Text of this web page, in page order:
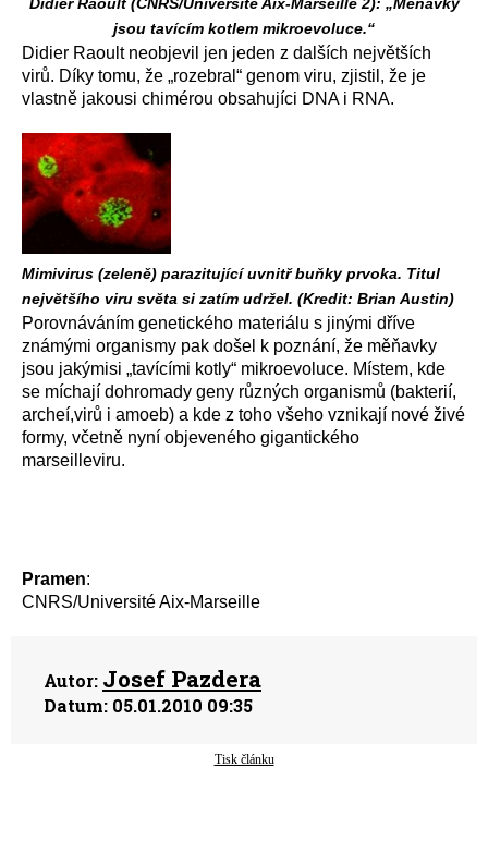
jsou tavícím kotlem mikroevoluce.“
Didier Raoult neobjevil jen jeden z dalších největších
virů. Díky tomu, že „rozebral“ genom viru, zjistil, že je
vlastně jakousi chimérou obsahujíci DNA i RNA.
Mimivirus (zeleně) parazitující uvnitř buňky prvoka. Titul
největšího viru světa si zatím udržel. (Kredit: Brian Austin)
Porovnáváním genetického materiálu s jinými dříve
známými organismy pak došel k poznání, že měňavky
jsou jakýmisi „tavícími kotly“ mikroevoluce. Místem, kde
se míchají dohromady geny různých organismů (bakterií,
archeí,virů i amoeb) a kde z toho všeho vznikají nové živé
formy, včetně nyní objeveného gigantického
marseilleviru.
Pramen:
CNRS/Université Aix-Marseille
Autor: Josef Pazdera
Datum: 05.01.2010 09:35
Tisk článku